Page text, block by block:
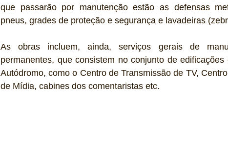
que passarão por manutenção estão as defensas
pneus, grades de proteção e segurança e lavadeiras
As obras incluem, ainda, serviços gerais de
permanentes, que consistem no conjunto de
Autódromo, como o Centro de Transmissão de TV,
de Mídia, cabines dos comentaristas etc.